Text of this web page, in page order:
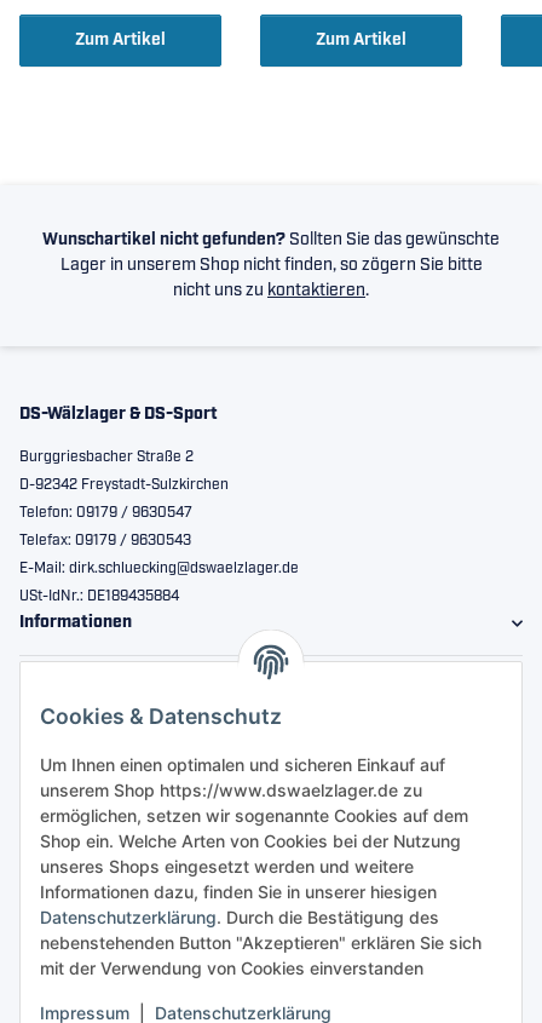
Cookies & Datenschutz
Um Ihnen einen optimalen und sicheren Einkauf auf
unserem Shop https://www.dswaelzlager.de zu
ermöglichen, setzen wir sogenannte Cookies auf dem
Shop ein. Welche Arten von Cookies bei der Nutzung
unseres Shops eingesetzt werden und weitere
Informationen dazu, finden Sie in unserer hiesigen
Datenschutzerklärung. Durch die Bestätigung des
nebenstehenden Button "Akzeptieren" erklären Sie sich
mit der Verwendung von Cookies einverstanden
Impressum Datenschutzerklärung
Zum Artikel Zum Artikel
Wunschartikel nicht gefunden? Sollten Sie das gewünschte
Lager in unserem Shop nicht finden, so zögern Sie bitte
nicht uns zu kontaktieren.
DS-Wälzlager & DS-Sport
Burggriesbacher Straße 2
D-92342 Freystadt-Sulzkirchen
Telefon: 09179 / 9630547
Telefax: 09179 / 9630543
E-Mail: dirk.schluecking@dswaelzlager.de
USt-IdNr.: DE189435884
Informationen